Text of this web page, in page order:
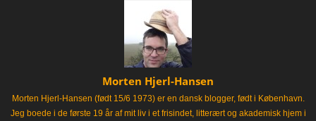
Morten Hjerl-Hansen
Morten Hjerl-Hansen (født 15/6 1973) er en dansk blogger, født i København.
Jeg boede i de første 19 år af mit liv i et frisindet, litterært og akademisk hjem i